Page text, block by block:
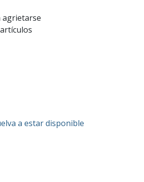
agrietarse
a estar disponible